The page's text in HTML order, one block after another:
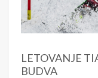
LETOVANJE
BUDVA